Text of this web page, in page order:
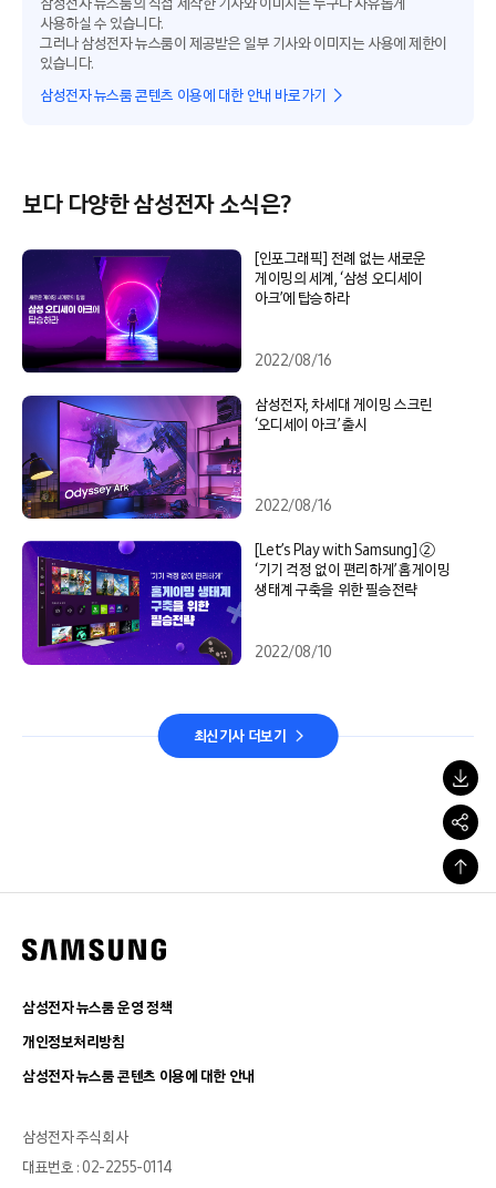
삼성전자 뉴스룸의 직접 제작한 기사와 이미지는 누구나 자유롭게
사용하실 수 있습니다.
그러나 삼성전자 뉴스룸이 제공받은 일부 기사와 이미지는 사용에 제한이
있습니다.
삼성전자 뉴스룸 콘텐츠 이용에 대한 안내 바로가기
보다 다양한 삼성전자 소식은?
[인포그래픽] 전례 없는 새로운
게이밍의 세계, ‘삼성 오디세이
아크’에 탑승하라
2022/08/16
삼성전자, 차세대 게이밍 스크린
‘오디세이 아크’ 출시
2022/08/16
[Let’s Play with Samsung] ②
‘기기 걱정 없이 편리하게’ 홈게이밍
생태계 구축을 위한 필승전략
2022/08/10
최신기사 더보기
삼성전자 뉴스룸 운영 정책
개인정보처리방침
삼성전자 뉴스룸 콘텐츠 이용에 대한 안내
삼성전자 주식회사
대표번호 : 02-2255-0114